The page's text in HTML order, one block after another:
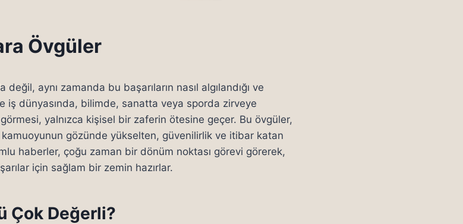
Övgüler
aynı zamanda bu başarıların nasıl algılandığı ve
iş dünyasında, bilimde, sanatta veya sporda zirveye
yalnızca kişisel bir zaferin ötesine geçer. Bu övgüler,
gözünde yükselten, güvenilirlik ve itibar katan
haberler, çoğu zaman bir dönüm noktası görevi görerek,
için sağlam bir zemin hazırlar.
Çok Değerli?